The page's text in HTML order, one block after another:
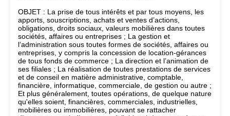
OBJET : La prise de tous intérêts et par tous moyens, les
apports, souscriptions, achats et ventes d’actions,
obligations, droits sociaux, valeurs mobilières dans toutes
sociétés, affaires ou entreprises ; La gestion et
l’administration sous toutes formes de sociétés, affaires ou
entreprises, y compris la concession de location-gérances
de tous fonds de commerce ; La direction et l’animation de
ses filiales ; La réalisation de toutes prestations de services
et de conseil en matière administrative, comptable,
financière, informatique, commerciale, de gestion ou autre ;
Et plus généralement, toutes opérations, de quelque nature
qu'elles soient, financières, commerciales, industrielles,
mobilières ou immobilières, pouvant se rattacher